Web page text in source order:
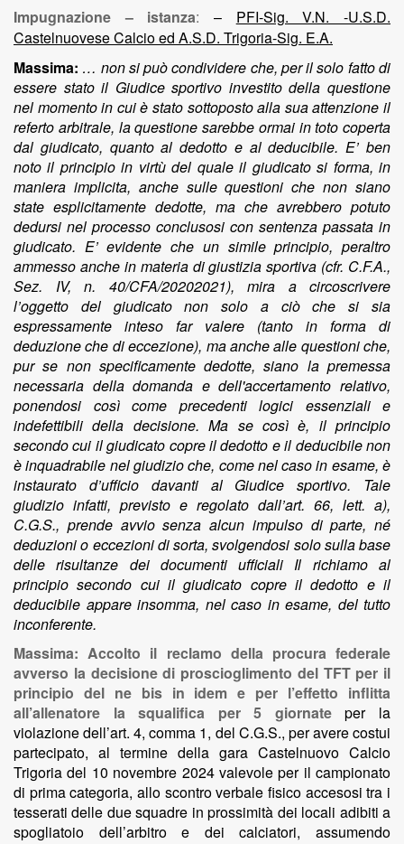
Impugnazione – istanza:– PFI-Sig. V.N. -U.S.D.
Castelnuovese Calcio ed A.S.D. Trigoria-Sig. E.A.
Massima: … non si può condividere che, per il solo fatto di
essere stato il Giudice sportivo investito della questione
nel momento in cui è stato sottoposto alla sua attenzione il
referto arbitrale, la questione sarebbe ormai in toto coperta
dal giudicato, quanto al dedotto e al deducibile. E’ ben
noto il principio in virtù del quale il giudicato si forma, in
maniera implicita, anche sulle questioni che non siano
state esplicitamente dedotte, ma che avrebbero potuto
dedursi nel processo conclusosi con sentenza passata in
giudicato. E’ evidente che un simile principio, peraltro
ammesso anche in materia di giustizia sportiva (cfr. C.F.A.,
Sez. IV, n. 40/CFA/20202021), mira a circoscrivere
l’oggetto del giudicato non solo a ciò che si sia
espressamente inteso far valere (tanto in forma di
deduzione che di eccezione), ma anche alle questioni che,
pur se non specificamente dedotte, siano la premessa
necessaria della domanda e dell'accertamento relativo,
ponendosi così come precedenti logici essenziali e
indefettibili della decisione. Ma se così è, il principio
secondo cui il giudicato copre il dedotto e il deducibile non
è inquadrabile nel giudizio che, come nel caso in esame, è
instaurato d’ufficio davanti al Giudice sportivo. Tale
giudizio infatti, previsto e regolato dall’art. 66, lett. a),
C.G.S., prende avvio senza alcun impulso di parte, né
deduzioni o eccezioni di sorta, svolgendosi solo sulla base
delle risultanze dei documenti ufficiali Il richiamo al
principio secondo cui il giudicato copre il dedotto e il
deducibile appare insomma, nel caso in esame, del tutto
inconferente.
Massima: Accolto il reclamo della procura federale
avverso la decisione di proscioglimento del TFT per il
principio del ne bis in idem e per l’effetto inflitta
all’allenatore la squalifica per 5 giornateper la
violazione dell’art. 4, comma 1, del C.G.S., per avere costui
partecipato, al termine della gara Castelnuovo Calcio
Trigoria del 10 novembre 2024 valevole per il campionato
di prima categoria, allo scontro verbale fisico accesosi tra i
tesserati delle due squadre in prossimità dei locali adibiti a
spogliatoio dell’arbitro e dei calciatori, assumendo